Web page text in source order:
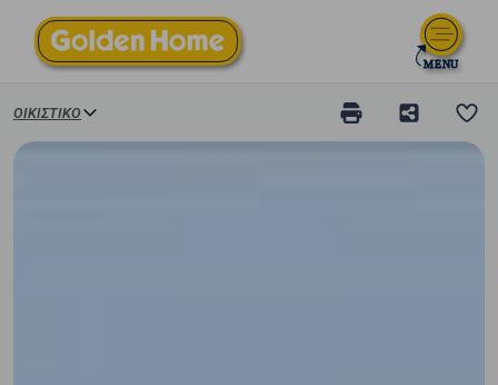
ΟΙΚΙΣΤΙΚΌ